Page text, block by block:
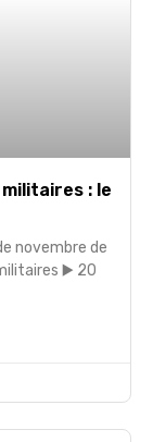
: le
novembre de
▶️ 20